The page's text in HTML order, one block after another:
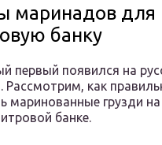
маринадов для
банку
первый появился на
Рассмотрим, как
маринованные грузди
банке.